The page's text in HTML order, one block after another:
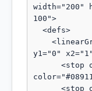
width="200"
100">
y1="0"